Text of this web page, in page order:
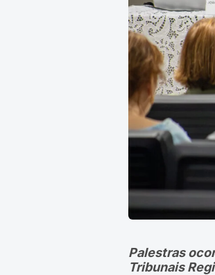
Palestras
Tribunais